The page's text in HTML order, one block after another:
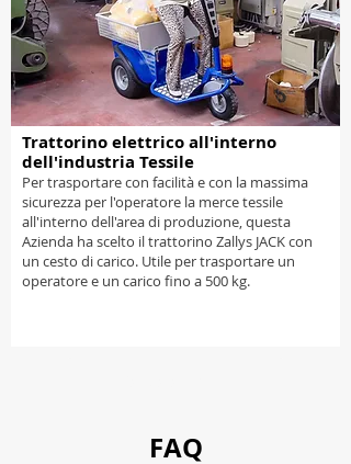
Trattorino elettrico all'interno
dell'industria Tessile
Per trasportare con facilità e con la massima
sicurezza per l'operatore la merce tessile
all'interno dell'area di produzione, questa
Azienda ha scelto il trattorino Zallys JACK con
un cesto di carico. Utile per trasportare un
operatore e un carico fino a 500 kg.
FAQ